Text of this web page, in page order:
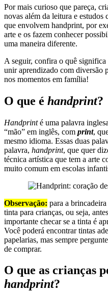
Por mais curioso que pareça,
novas além da leitura e
que envolvem handprint, por
arte e os fazem conhecer
uma maneira diferente.
A seguir, confira o quê significa
unir aprendizado com diversão
nos momentos em família!
O que é handprint?
Handprinté uma palavra
“mão” em inglês, com print,
mesmo idioma. Essas duas
palavra, handprint, que quer
técnica artística que tem a arte
muito comum em escolas
Observação: para a brincadeira
tinta para crianças, ou seja,
importante checar se a tinta é
Você poderá encontrar tintas
papelarias, mas sempre
de comprar.
O que as crianças
handprint?